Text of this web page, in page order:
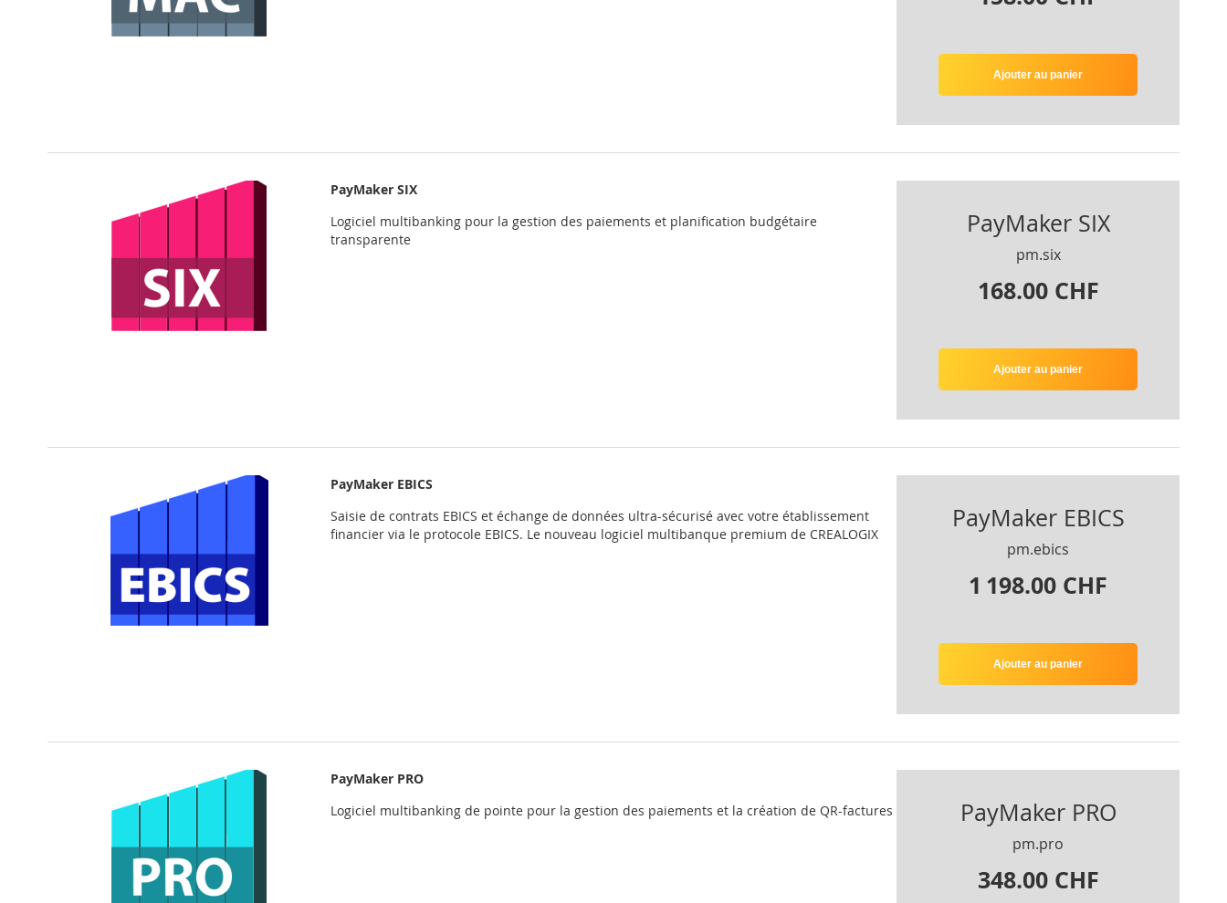
Ajouter au panier
PayMaker SIX
Logiciel multibanking pour la gestion des paiements et planification budgétaire
transparente
PayMaker SIX
168.00 CHF
pm.six
Ajouter au panier
PayMaker EBICS
Saisie de contrats EBICS et échange de données ultra-sécurisé avec votre établissement
financier via le protocole EBICS. Le nouveau logiciel multibanque premium de CREALOGIX
PayMaker EBICS
1 198.00 CHF
pm.ebics
Ajouter au panier
PayMaker PRO
Logiciel multibanking de pointe pour la gestion des paiements et la création de QR-factures
PayMaker PRO
348.00 CHF
pm.pro